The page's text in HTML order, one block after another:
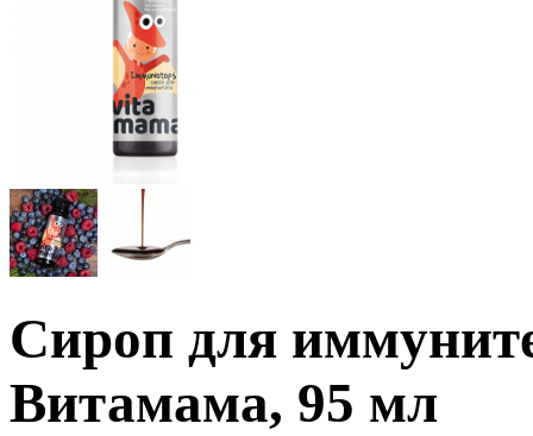
Сироп для
Витамама, 95 мл